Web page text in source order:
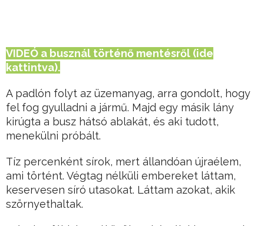
VIDEÓ a busznál történő mentésről (ide
kattintva).
A padlón folyt az üzemanyag, arra gondolt, hogy
fel fog gyulladni a jármű. Majd egy másik lány
kirúgta a busz hátsó ablakát, és aki tudott,
menekülni próbált.
Tíz percenként sírok, mert állandóan újraélem,
ami történt. Végtag nélküli embereket láttam,
keservesen síró utasokat. Láttam azokat, akik
szörnyethaltak.